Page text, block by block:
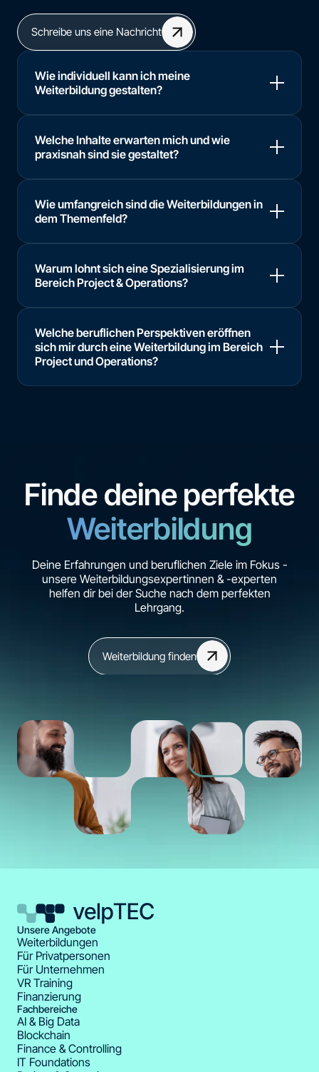
Schreibe uns eine Nachricht
Wie individuell kann ich meine
Weiterbildung gestalten?
Welche Inhalte erwarten mich und wie
praxisnah sind sie gestaltet?
Wie umfangreich sind die Weiterbildungen in
dem Themenfeld?
Warum lohnt sich eine Spezialisierung im
Bereich Project & Operations?
Welche beruflichen Perspektiven eröffnen
sich mir durch eine Weiterbildung im Bereich
Project und Operations?
Finde deine perfekte
Weiterbildung
Deine Erfahrungen und beruflichen Ziele im Fokus -
unsere Weiterbildungsexpertinnen & -experten
helfen dir bei der Suche nach dem perfekten
Lehrgang.
Weiterbildung finden
Unsere Angebote
Weiterbildungen
Für Privatpersonen
Für Unternehmen
VR Training
Finanzierung
Fachbereiche
AI & Big Data
Blockchain
Finance & Controlling
IT Foundations